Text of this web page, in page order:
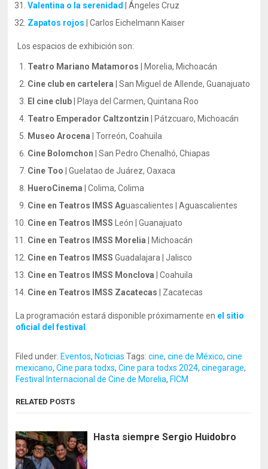
Valentina o la serenidad
| Ángeles Cruz
Zapatos rojos | Carlos Eichelmann Kaiser
Los espacios de exhibición son:
Teatro Mariano Matamoros
| Morelia, Michoacán
Cine club en cartelera | San Miguel de Allende, Guanajuato
El cine club | Playa del Carmen, Quintana Roo
Teatro Emperador Caltzontzin | Pátzcuaro, Michoacán
Museo Arocena | Torreón, Coahuila
Cine Bolomchon | San Pedro Chenalhó, Chiapas
Cine Too | Guelatao de Juárez, Oaxaca
HueroCinema
| Colima, Colima
Cine en Teatros IMSS Aguascalientes | Aguascalientes
Cine en Teatros IMSS
León | Guanajuato
Cine en Teatros IMSS Morelia | Michoacán
Cine en Teatros IMSS Guadalajara | Jalisco
Cine en Teatros IMSS Monclova
| Coahuila
Cine en Teatros IMSS Zacatecas | Zacatecas
La programación estará disponible próximamente en el sitio
oficial del festival
Filed under: Eventos, Noticias Tags:cine,cine de México,cine
mexicano,Cine para todxs,Cine para todxs 2024,cinegarage,
Festival Internacional de Cine de Morelia, FICM
RELATED POSTS
Hasta siempre Sergio Huidobro